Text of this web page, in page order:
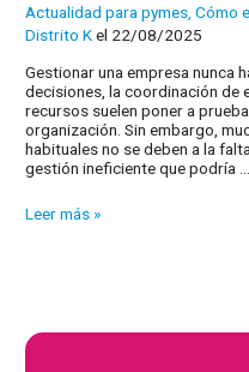
Actualidad para pymes ,Cómo
Distrito Kel 22/08/2025
Gestionar una empresa nunca
decisiones, la coordinación de
recursos suelen poner a
organización. Sin embargo,
habituales no se deben a la
gestión ineficiente que podría …
¿Tu
de
gestión?
Leer más »